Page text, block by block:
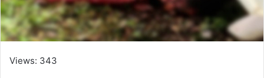
Views: 343